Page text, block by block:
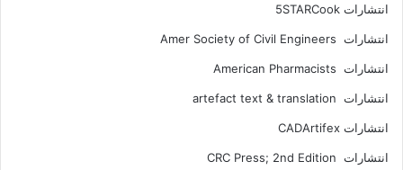
انتشارات ‎ 5STARCook
انتشارات Amer Society of Civil Engineers
انتشارات American Pharmacists
انتشارات artefact text & translation
انتشارات ‎ CADArtifex
انتشارات CRC Press; 2nd Edition